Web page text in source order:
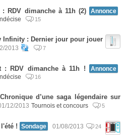
: RDV dimanche à 11h (2)
Annonce
15
Infinity : Dernier jour pour jouer
2013 7
: RDV dimanche à 11h !
Annonce
16
d’une saga légendaire sur
12/2013 Tournois et concours 5
! Sondage 01/08/2013 24